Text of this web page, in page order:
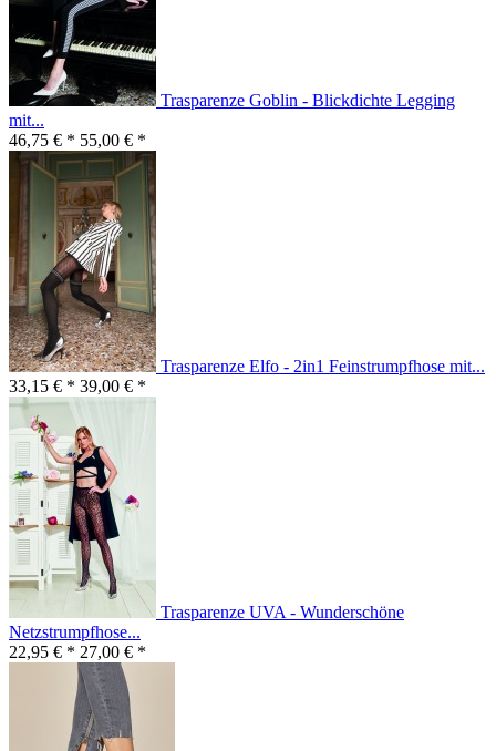
Trasparenze Goblin - Blickdichte Legging
mit...
46,75 € * 55,00 € *
Trasparenze Elfo - 2in1 Feinstrumpfhose mit...
33,15 € * 39,00 € *
Trasparenze UVA - Wunderschöne
Netzstrumpfhose...
22,95 € * 27,00 € *